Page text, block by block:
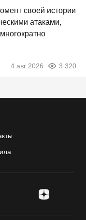
своей истории
атаками,
4 авг 2026 3 320